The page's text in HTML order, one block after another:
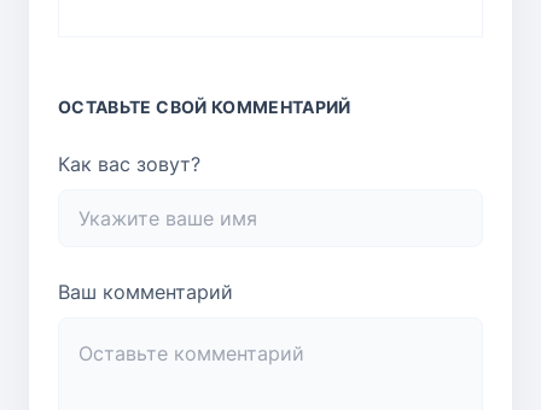
ОСТАВЬТЕ СВОЙ КОММЕНТАРИЙ
Как вас зовут?
Ваш комментарий